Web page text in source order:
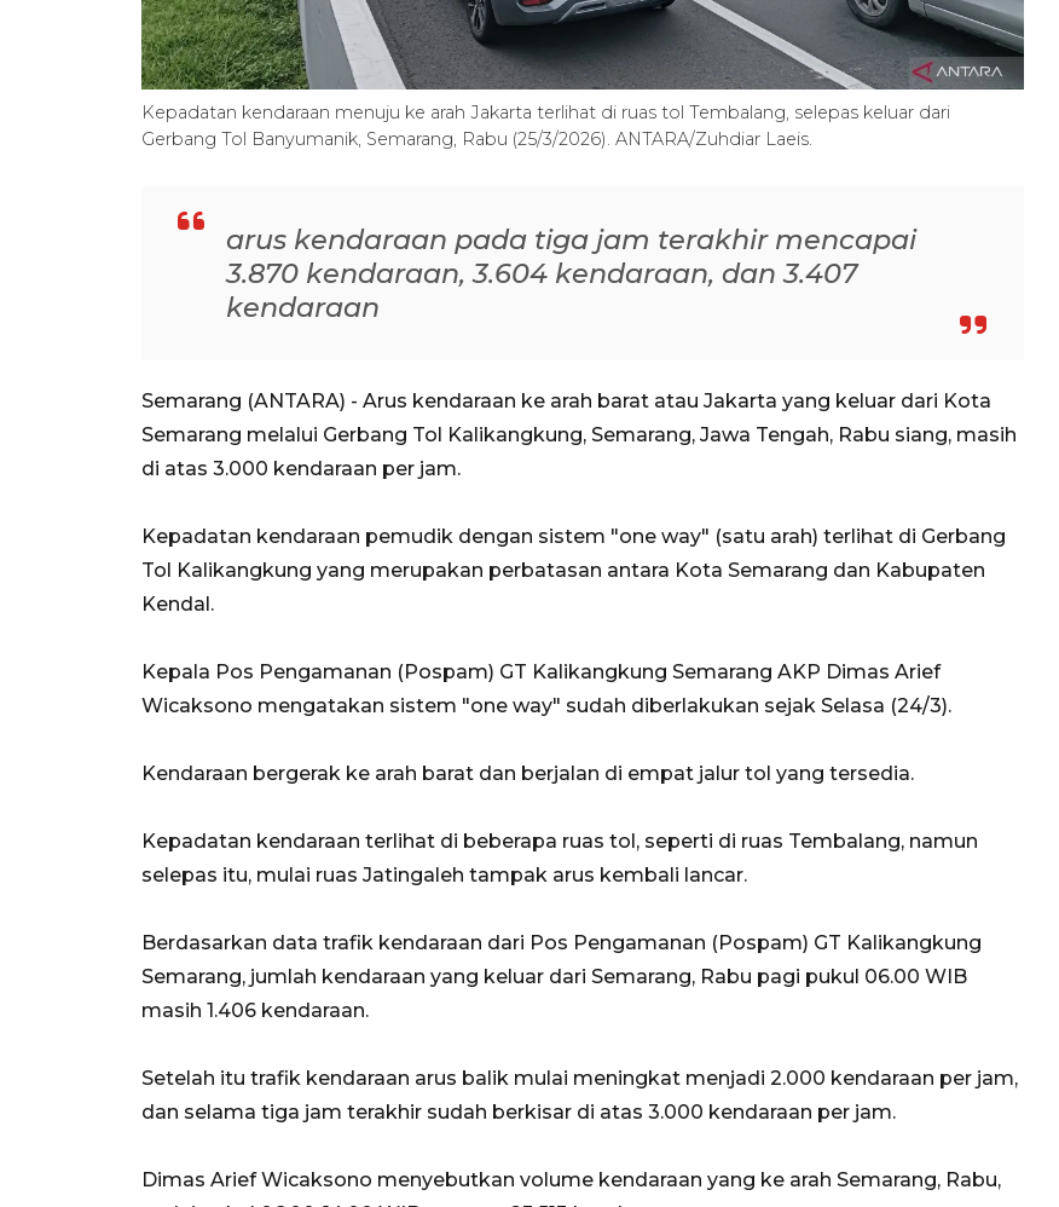
Kepadatan kendaraan menuju ke arah Jakarta terlihat di ruas tol Tembalang, selepas keluar dari
Gerbang Tol Banyumanik, Semarang, Rabu (25/3/2026). ANTARA/Zuhdiar Laeis.
arus kendaraan pada tiga jam terakhir mencapai
3.870 kendaraan, 3.604 kendaraan, dan 3.407
kendaraan
Semarang (ANTARA) - Arus kendaraan ke arah barat atau Jakarta yang keluar dari Kota
Semarang melalui Gerbang Tol Kalikangkung, Semarang, Jawa Tengah, Rabu siang, masih
di atas 3.000 kendaraan per jam.
Kepadatan kendaraan pemudik dengan sistem "one way" (satu arah) terlihat di Gerbang
Tol Kalikangkung yang merupakan perbatasan antara Kota Semarang dan Kabupaten
Kendal.
Kepala Pos Pengamanan (Pospam) GT Kalikangkung Semarang AKP Dimas Arief
Wicaksono mengatakan sistem "one way" sudah diberlakukan sejak Selasa (24/3).
Kendaraan bergerak ke arah barat dan berjalan di empat jalur tol yang tersedia.
Kepadatan kendaraan terlihat di beberapa ruas tol, seperti di ruas Tembalang, namun
selepas itu, mulai ruas Jatingaleh tampak arus kembali lancar.
Berdasarkan data trafik kendaraan dari Pos Pengamanan (Pospam) GT Kalikangkung
Semarang, jumlah kendaraan yang keluar dari Semarang, Rabu pagi pukul 06.00 WIB
masih 1.406 kendaraan.
Setelah itu trafik kendaraan arus balik mulai meningkat menjadi 2.000 kendaraan per jam,
dan selama tiga jam terakhir sudah berkisar di atas 3.000 kendaraan per jam.
Dimas Arief Wicaksono menyebutkan volume kendaraan yang ke arah Semarang, Rabu,
Lebaran Betawi 2026, ajang
Ibu Kota
11 April 2026